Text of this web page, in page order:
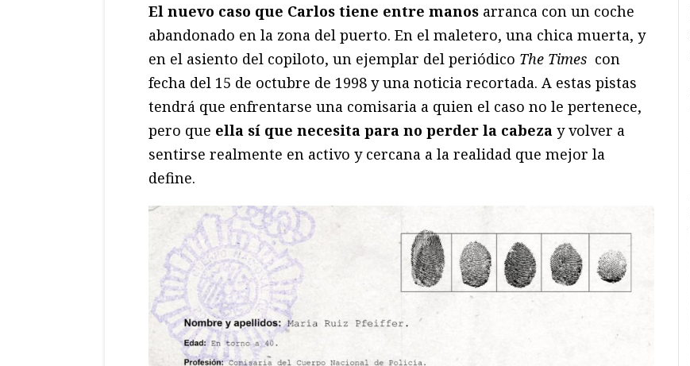
El nuevo caso que Carlos tiene entre manos arranca con un coche
abandonado en la zona del puerto. En el maletero, una chica muerta, y
en el asiento del copiloto, un ejemplar del periódico The Times con
fecha del 15 de octubre de 1998 y una noticia recortada. A estas pistas
tendrá que enfrentarse una comisaria a quien el caso no le pertenece,
pero que ella sí que necesita para no perder la cabeza y volver a
sentirse realmente en activo y cercana a la realidad que mejor la
define.